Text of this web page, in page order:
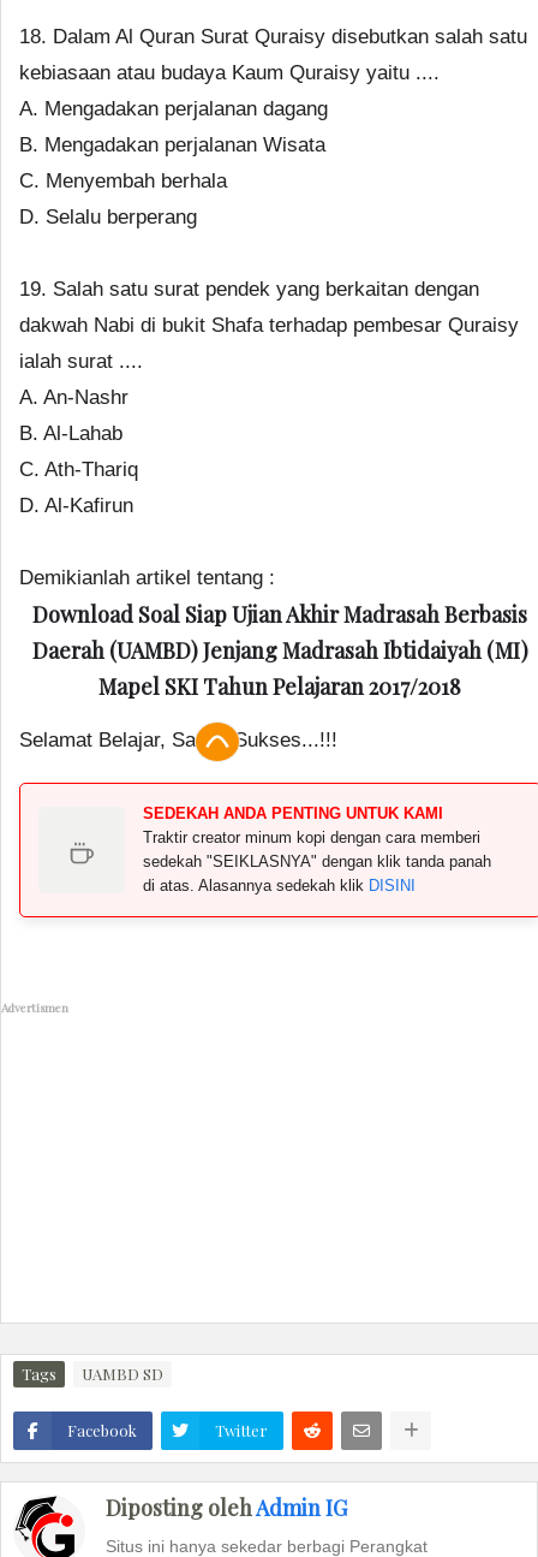
18. Dalam Al Quran Surat Quraisy disebutkan salah satu
kebiasaan atau budaya Kaum Quraisy yaitu ....
A. Mengadakan perjalanan dagang
B. Mengadakan perjalanan Wisata
C. Menyembah berhala
D. Selalu berperang
19. Salah satu surat pendek yang berkaitan dengan
dakwah Nabi di bukit Shafa terhadap pembesar Quraisy
ialah surat ....
A. An-Nashr
B. Al-Lahab
C. Ath-Thariq
D. Al-Kafirun
Demikianlah artikel tentang :
Download Soal Siap Ujian Akhir Madrasah Berbasis
Daerah (UAMBD) Jenjang Madrasah Ibtidaiyah (MI)
Mapel SKI Tahun Pelajaran 2017/2018
Selamat Belajar, Salam Sukses...!!!
SEDEKAH ANDA PENTING UNTUK KAMI
Traktir creator minum kopi dengan cara memberi
sedekah "SEIKLASNYA" dengan klik tanda panah
di atas. Alasannya sedekah klik DISINI
Advertismen
Tags UAMBD SD
Facebook Twitter
Diposting olehAdmin IG
Situs ini hanya sekedar berbagi Perangkat